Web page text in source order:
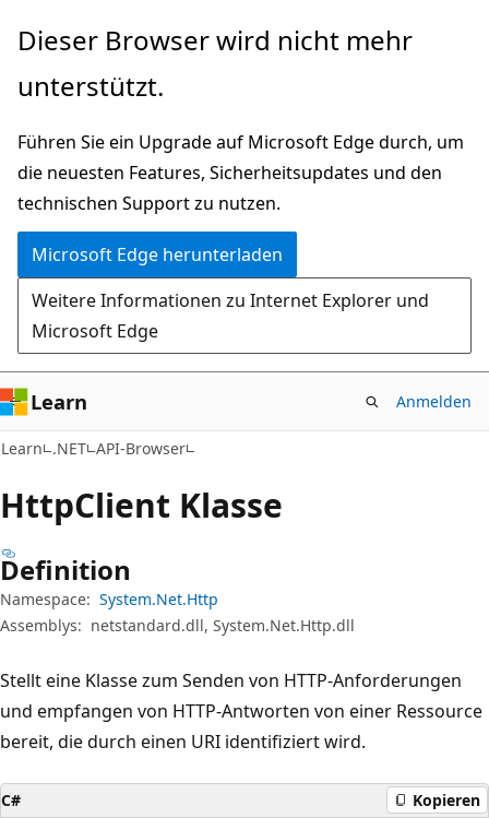
Zu
wechseln
Zur
springen
Dieser Browser wird nicht mehr
unterstützt.
Führen Sie ein Upgrade auf Microsoft Edge durch, um
die neuesten Features, Sicherheitsupdates und den
technischen Support zu nutzen.
Microsoft Edge herunterladen
Weitere Informationen zu Internet Explorer und
Microsoft Edge
Learn Anmelden
Learn .NET API-Browser
HttpClient Klasse
Definition
Namespace: System.Net.Http
Assemblys: netstandard.dll, System.Net.Http.dll
Stellt eine Klasse zum Senden von HTTP-Anforderungen
und empfangen von HTTP-Antworten von einer Ressource
bereit, die durch einen URI identifiziert wird.
C# Kopieren